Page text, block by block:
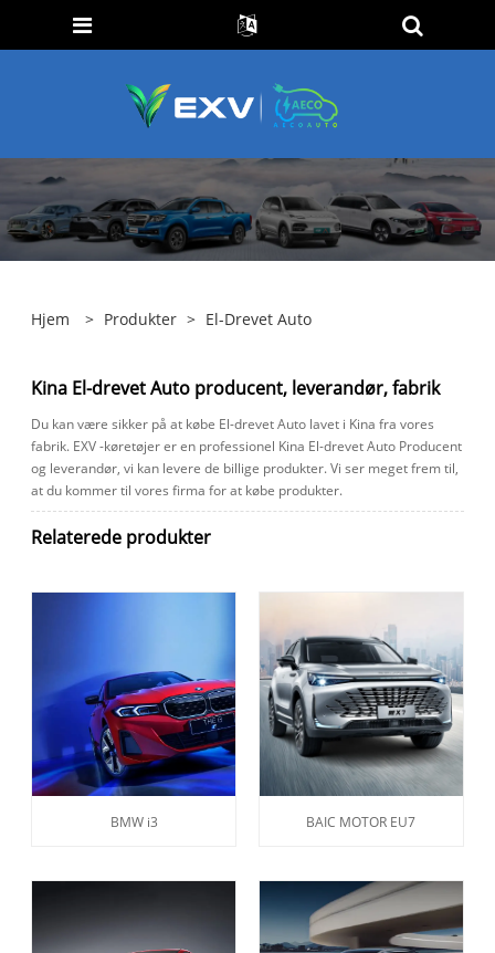
Hjem > Produkter > El-Drevet Auto
Kina El-drevet Auto producent, leverandør, fabrik
Du kan være sikker på at købe El-drevet Auto lavet i Kina fra vores
fabrik. EXV -køretøjer er en professionel Kina El-drevet Auto Producent
og leverandør, vi kan levere de billige produkter. Vi ser meget frem til,
at du kommer til vores firma for at købe produkter.
Relaterede produkter
BMW i3 BAIC MOTOR EU7